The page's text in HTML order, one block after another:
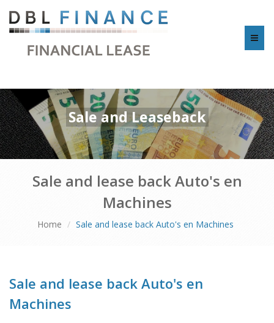
Sale and Leaseback
Sale and lease back Auto's en
Machines
Home Sale and lease back Auto's en Machines
Sale and lease back Auto's en
Machines